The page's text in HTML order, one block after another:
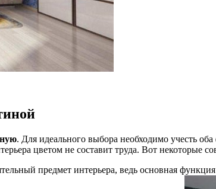
. Для идеального выбора необходимо учесть
цветом не составит труда. Вот некоторые
предмет интерьера, ведь основная